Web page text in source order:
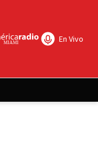
En Vivo